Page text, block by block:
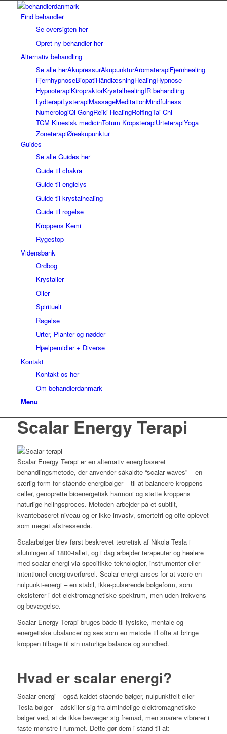
Find behandler
Se oversigten her
Opret ny behandler her
Alternativ behandling
Se alle herAkupressurAkupunkturAromaterapiFjernhealing
FjernhypnoseBiopatiHåndlæsningHealingHypnose
HypnoterapiKiropraktorKrystalhealingIR behandling
LydterapiLysterapiMassageMeditationMindfulness
NumerologiQi GongReiki HealingRolfingTai Chi
TCM Kinesisk medicinTotum KropsterapiUrteterapiYoga
ZoneterapiØreakupunktur
Guides
Se alle Guides her
Guide til chakra
Guide til englelys
Guide til krystalhealing
Guide til røgelse
Kroppens Kemi
Rygestop
Vidensbank
Ordbog
Krystaller
Olier
Spirituelt
Røgelse
Urter, Planter og nødder
Hjælpemidler + Diverse
Kontakt
Kontakt os her
Om behandlerdanmark
Menu
Scalar Energy Terapi
Scalar Energy Terapi er en alternativ energibaseret
behandlingsmetode, der anvender såkaldte “scalar waves” – en
særlig form for stående energibølger – til at balancere kroppens
celler, genoprette bioenergetisk harmoni og støtte kroppens
naturlige helingsproces. Metoden arbejder på et subtilt,
kvantebaseret niveau og er ikke-invasiv, smertefri og ofte oplevet
som meget afstressende.
Scalarbølger blev først beskrevet teoretisk af Nikola Tesla i
slutningen af 1800-tallet, og i dag arbejder terapeuter og healere
med scalar energi via specifikke teknologier, instrumenter eller
intentionel energioverførsel. Scalar energi anses for at være en
nulpunkt-energi – en stabil, ikke-pulserende bølgeform, som
eksisterer i det elektromagnetiske spektrum, men uden frekvens
og bevægelse.
Scalar Energy Terapi bruges både til fysiske, mentale og
energetiske ubalancer og ses som en metode til ofte at bringe
kroppen tilbage til sin naturlige balance og sundhed.
Hvad er scalar energi?
Scalar energi – også kaldet stående bølger, nulpunktfelt eller
Tesla-bølger – adskiller sig fra almindelige elektromagnetiske
bølger ved, at de ikke bevæger sig fremad, men snarere vibrerer i
faste mønstre i rummet. Dette gør dem i stand til at: